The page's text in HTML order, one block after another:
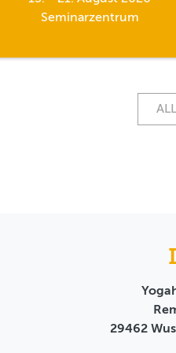
Seminarzentrum
29462